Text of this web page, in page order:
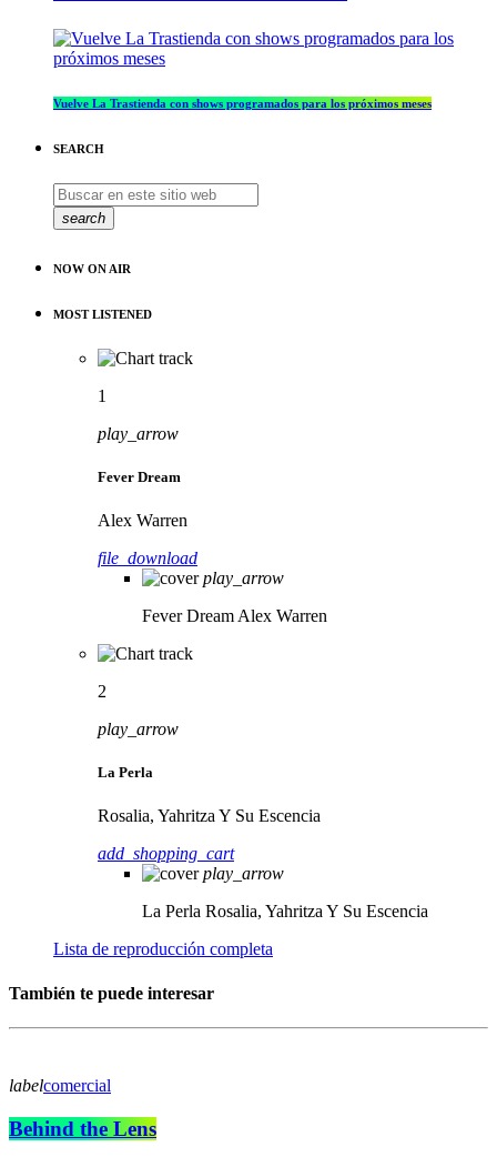
Vuelve La Trastienda con shows programados para los próximos meses
SEARCH
search
NOW ON AIR
MOST LISTENED
1
play_arrow
Fever Dream
Alex Warren
file_download
play_arrow
Fever Dream Alex Warren
2
play_arrow
La Perla
Rosalia, Yahritza Y Su Escencia
add_shopping_cart
play_arrow
La Perla Rosalia, Yahritza Y Su Escencia
Lista de reproducción completa
También te puede interesar
labelcomercial
Behind the Lens